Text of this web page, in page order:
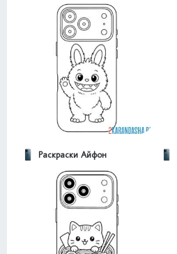
Раскраски Айфон